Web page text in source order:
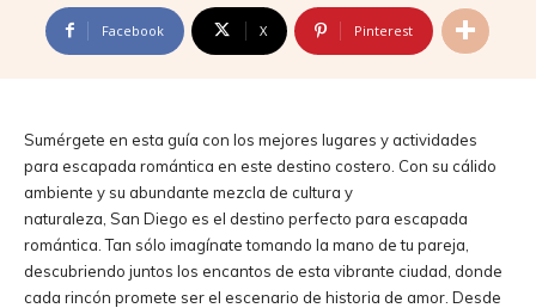
Facebook X Pinterest
Sumérgete en esta guía con los mejores lugares y actividades
para escapada romántica en este destino costero. Con su cálido
ambiente y su abundante mezcla de cultura y
naturaleza, San Diego es el destino perfecto para escapada
romántica. Tan sólo imagínate tomando la mano de tu pareja,
descubriendo juntos los encantos de esta vibrante ciudad, donde
cada rincón promete ser el escenario de historia de amor. Desde